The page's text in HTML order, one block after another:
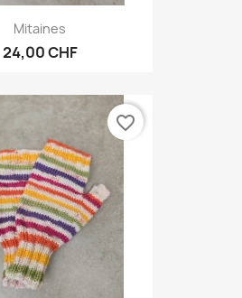
Mitaines
24,00 CHF
favorite_border